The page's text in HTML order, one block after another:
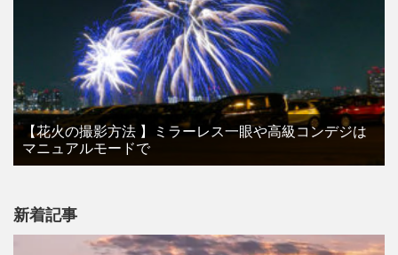
【花火の撮影方法 】ミラーレス一眼や高級コンデジは
マニュアルモードで
新着記事